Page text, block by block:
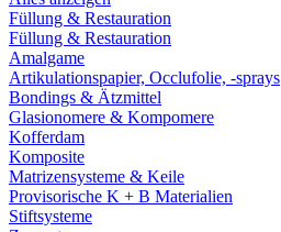
Füllung & Restauration
Füllung & Restauration
Amalgame
Artikulationspapier, Occlufolie, -sprays
Bondings & Ätzmittel
Glasionomere & Kompomere
Kofferdam
Komposite
Matrizensysteme & Keile
Provisorische K + B Materialien
Stiftsysteme